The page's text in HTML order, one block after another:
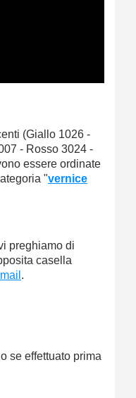
(Giallo 1026 -
- Rosso 3024 -
essere ordinate
"vernice
preghiamo di
casella
.
se effettuato prima